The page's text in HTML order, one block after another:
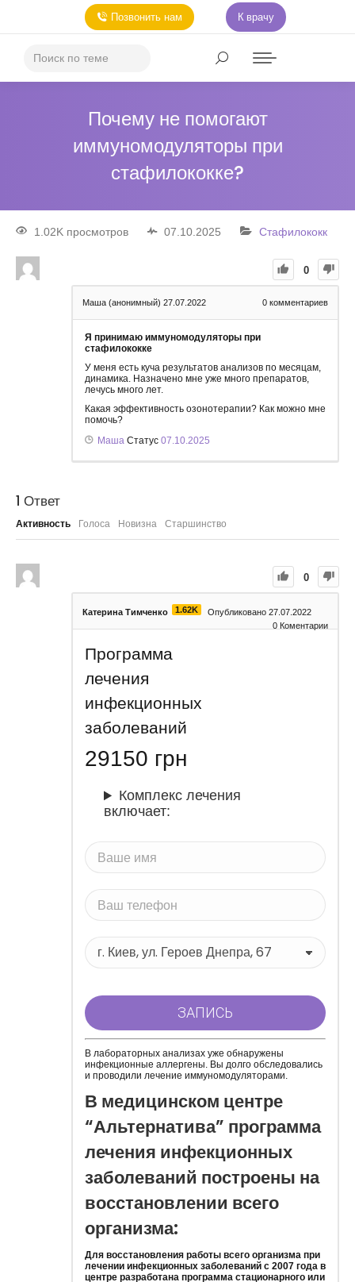
Позвонить нам К врачу
Почему не помогают
иммуномодуляторы при
стафилококке?
1.02K просмотров 07.10.2025 Стафилококк
0
Маша (анонимный) 27.07.2022 0 комментариев
Я принимаю иммуномодуляторы при
стафилококке
У меня есть куча результатов анализов по месяцам,
динамика. Назначено мне уже много препаратов,
лечусь много лет.
Какая эффективность озонотерапии? Как можно мне
помочь?
Маша Статус 07.10.2025
1 Ответ
Активность Голоса Новизна Старшинство
0
Катерина Тимченко 1.62K
Опубликовано 27.07.2022
0 Коментарии
Программа
лечения
инфекционных
заболеваний
29150 грн
Комплекс лечения
включает:
В лабораторных анализах уже обнаружены
инфекционные аллергены. Вы долго обследовались
и проводили лечение иммуномодуляторами.
В медицинском центре
“Альтернатива” программа
лечения инфекционных
заболеваний построены на
восстановлении всего
организма:
Для восстановления работы всего организма при
лечении инфекционных заболеваний с 2007 года в
центре разработана программа стационарного или